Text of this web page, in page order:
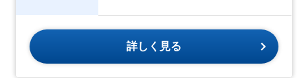
詳しく見る